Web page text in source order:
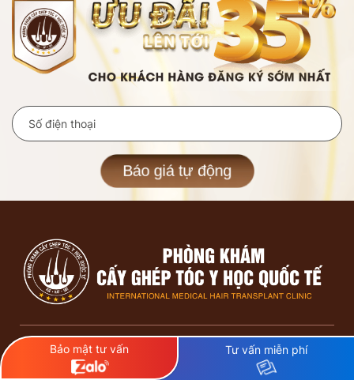
Báo giá tự động
Bảo mật tư vấn Tư vấn miễn phí